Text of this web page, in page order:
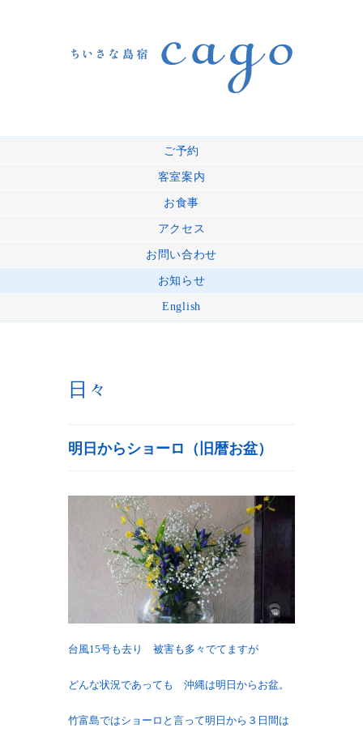
ご予約
客室案内
お食事
アクセス
お問い合わせ
お知らせ
English
日々
明日からショーロ（旧暦お盆）
台風15号も去り 被害も多々でてますが
どんな状況であっても 沖縄は明日からお盆。
竹富島ではショーロと言って明日から３日間は